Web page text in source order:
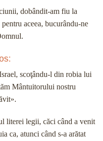
dobândit-am fiu la
aceea, bucurându-ne
scoţându-l din robia lui
Mântuitorului nostru
literei legii, căci când a venit
ca, atunci când s-a arătat